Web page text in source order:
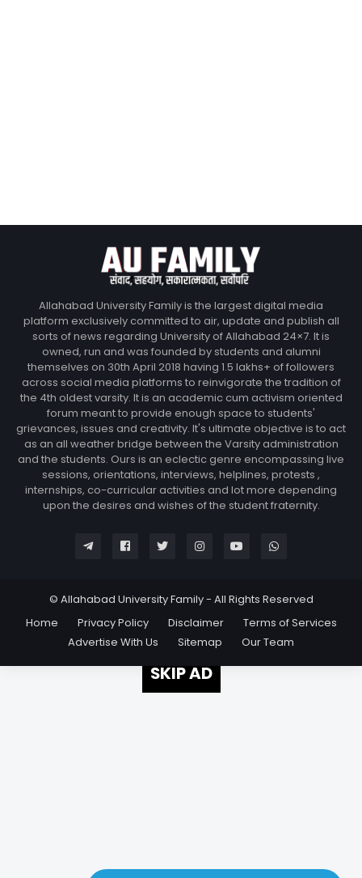
Allahabad University Family is the largest digital media
platform exclusively committed to air, update and publish all
sorts of news regarding University of Allahabad 24×7. It is
owned, run and was founded by students and alumni
themselves on 30th April 2018 having 1.5 lakhs+ of followers
across social media platforms to reinvigorate the tradition of
the 4th oldest varsity. It is an academic cum activism oriented
forum meant to provide enough space to students'
grievances, issues and creativity. It's ultimate objective is to act
as an all weather bridge between the Varsity administration
and the students. Ours is an eclectic genre encompassing live
sessions, orientations, interviews, helplines, protests ,
internships, co-curricular activities and lot more depending
upon the desires and wishes of the student fraternity.
© Allahabad University Family - All Rights Reserved
Home
Privacy Policy Disclaimer
Terms of Services
Advertise With Us
Sitemap Our Team
SKIP AD